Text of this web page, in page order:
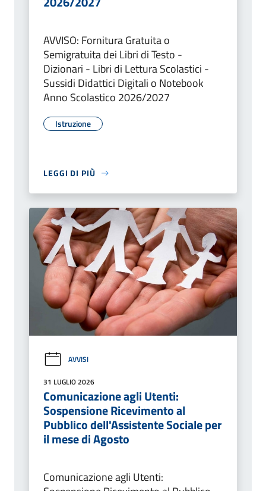
AVVISO: Fornitura Gratuita o
Semigratuita dei Libri di Testo -
Dizionari - Libri di Lettura Scolastici -
Sussidi Didattici Digitali o Notebook
Anno Scolastico 2026/2027
Istruzione
LEGGI DI PIÙ
AVVISI
31 LUGLIO 2026
Comunicazione agli Utenti:
Sospensione Ricevimento al
Pubblico dell'Assistente Sociale per
il mese di Agosto
Comunicazione agli Utenti: